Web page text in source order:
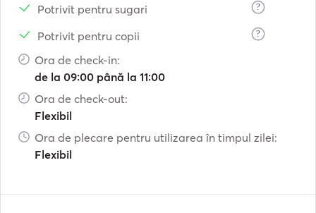
Potrivit pentru sugari
?
Potrivit pentru copii ?
Ora de check-in:
de la 09:00 până la 11:00
Ora de check-out:
Flexibil
Ora de plecare pentru utilizarea în timpul zilei:
Flexibil